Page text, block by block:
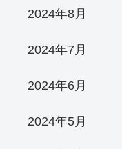
2024年8月
2024年7月
2024年6月
2024年5月